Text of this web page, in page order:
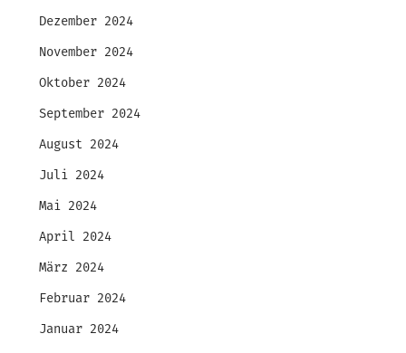
Dezember 2024
November 2024
Oktober 2024
September 2024
August 2024
Juli 2024
Mai 2024
April 2024
März 2024
Februar 2024
Januar 2024